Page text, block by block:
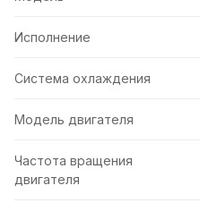
Исполнение
Система охлаждения
Модель двигателя
Частота вращения
двигателя